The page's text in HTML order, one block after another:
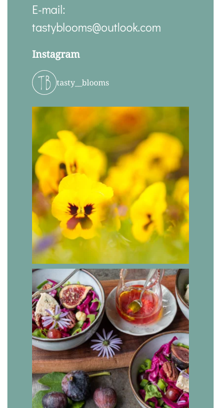
E-mail:
tastyblooms@outlook.com
Instagram
tasty__blooms